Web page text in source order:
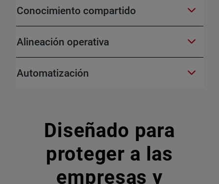
Conocimiento compartido
Alineación operativa
Automatización
Diseñado para
proteger a las
empresas y